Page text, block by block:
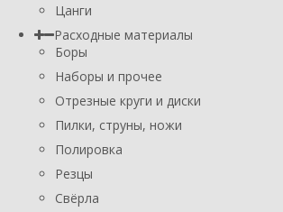
Цанги
Расходные материалы
Боры
Наборы и прочее
Отрезные круги и диски
Пилки, струны, ножи
Полировка
Резцы
Свёрла